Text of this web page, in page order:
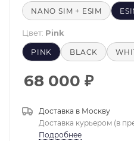
NANO SIM + ESIM
Цвет: Pink
PINK BLACK
68 000 ₽
Доставка в Москву
Доставка курьером (в
Подробнее